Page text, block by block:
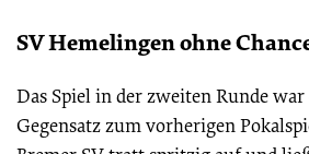
SV Hemelingen ohne
Das Spiel in der zweiten Runde
Gegensatz zum vorherigen